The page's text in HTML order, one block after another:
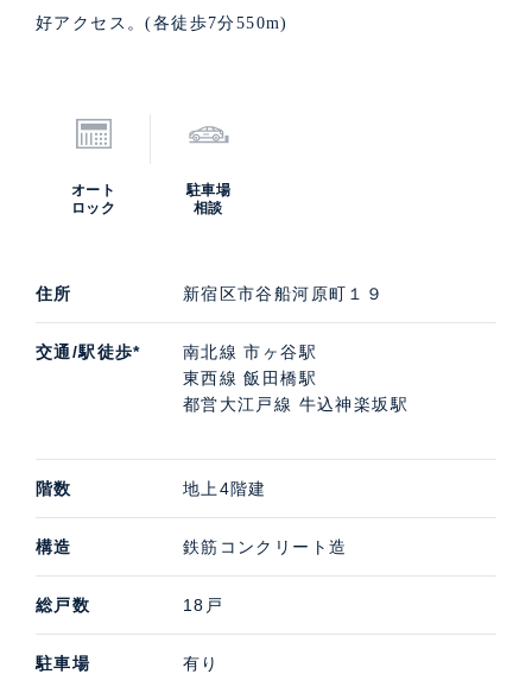
好アクセス。(各徒歩7分550m)
オート
ロック
駐車場
相談
住所 新宿区市谷船河原町１９
交通/駅徒歩*
南北線 市ヶ谷駅
東西線 飯田橋駅
都営大江戸線 牛込神楽坂駅
階数 地上4階建
構造 鉄筋コンクリート造
総戸数 18戸
駐車場 有り